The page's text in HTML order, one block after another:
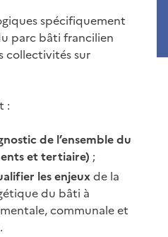
spécifiquement
parc bâti francilien
collectivités sur
:
de l’ensemble du
et tertiaire) ;
les enjeuxde la
du bâti à
communale et